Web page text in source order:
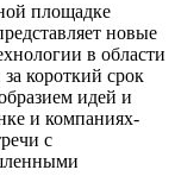
площадке
новые
в области
короткий срок
идей и
и компаниях-
с